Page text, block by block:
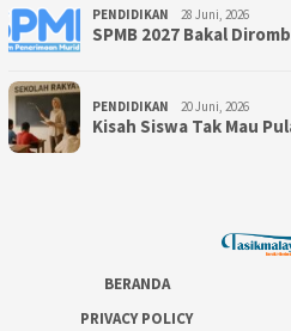
PENDIDIKAN 28 Juni, 2026
SPMB 2027 Bakal
PENDIDIKAN 20 Juni, 2026
Kisah Siswa Tak Mau
BERANDA
PRIVACY POLICY